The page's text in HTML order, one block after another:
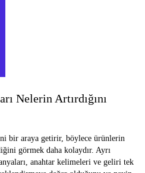
Nelerin Artırdığını
bir araya getirir, böylece ürünlerin
görmek daha kolaydır. Ayrı
anahtar kelimeleri ve geliri tek